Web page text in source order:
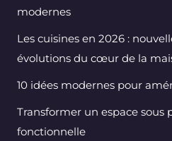
modernes
Les cuisines en 2026 :
évolutions du cœur de la
10 idées modernes pour
Transformer un espace sous
fonctionnelle